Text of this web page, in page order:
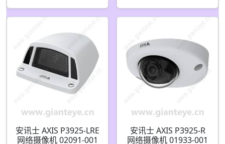
安讯士 AXIS P3925-LRE
网络摄像机 02091-001
安讯士 AXIS P3925-R
网络摄像机 01933-001